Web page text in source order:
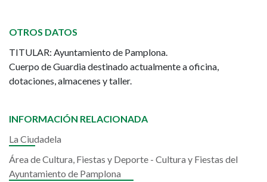
OTROS DATOS
TITULAR: Ayuntamiento de Pamplona.
Cuerpo de Guardia destinado actualmente a oficina,
dotaciones, almacenes y taller.
INFORMACIÓN RELACIONADA
La Ciudadela
Área de Cultura, Fiestas y Deporte - Cultura y Fiestas del
Ayuntamiento de Pamplona